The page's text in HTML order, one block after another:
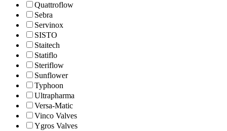
Quattroflow
Sebra
Servinox
SISTO
Staitech
Statiflo
Steriflow
Sunflower
Typhoon
Ultrapharma
Versa-Matic
Vinco Valves
Ygros Valves